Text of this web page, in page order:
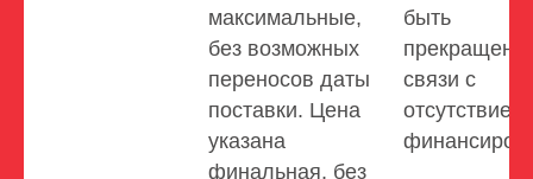
максимальные,
без возможных
переносов даты
поставки. Цена
указана
финальная, без
быть
прекращены
связи с
отсутствием